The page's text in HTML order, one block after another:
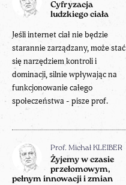
Cyfryzacja
ludzkiego ciała
Jeśli internet ciał nie będzie
starannie zarządzany, może stać
się narzędziem kontroli i
dominacji, silnie wpływając na
funkcjonowanie całego
społeczeństwa - pisze prof.
Prof. Michał KLEIBER
Żyjemy w czasie
przełomowym,
pełnym innowacji i zmian